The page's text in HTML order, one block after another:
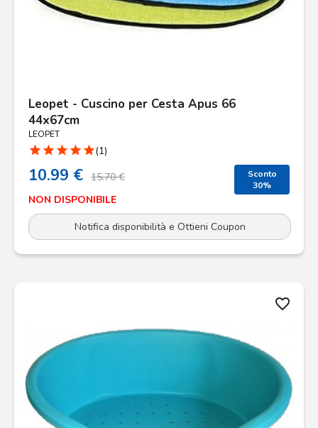
Leopet - Cuscino per Cesta Apus 66
44x67cm
LEOPET
star star star star star(1)
10.99 € 15.70 €
Sconto
30%
NON DISPONIBILE
Notifica disponibilità e Ottieni Coupon
favorite_border